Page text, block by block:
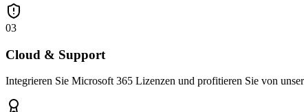
03
Cloud & Support
Integrieren Sie Microsoft 365 Lizenzen und profitieren Sie von